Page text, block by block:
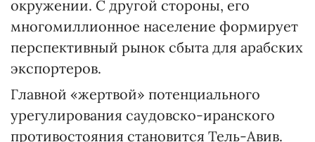
окружении. С другой стороны, его
многомиллионное население формирует
перспективный рынок сбыта для арабских
экспортеров.
Главной «жертвой» потенциального
урегулирования саудовско-иранского
противостояния становится Тель-Авив.